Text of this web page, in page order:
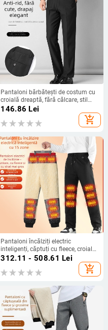
Pantaloni bărbătești de costum cu
croială dreaptă, fără călcare, stil
business casual pentru muncă,
146.86 Lei
add_shopping_cart
Pantaloni încălziți electric
inteligenți, căptuți cu fleece, croială
drept, talie medie, amestec din fibre
312.11 - 508.61 Lei
add_shopping_cart